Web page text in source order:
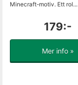
Minecraft-motiv. Ett rol...
179:-
Mer info »